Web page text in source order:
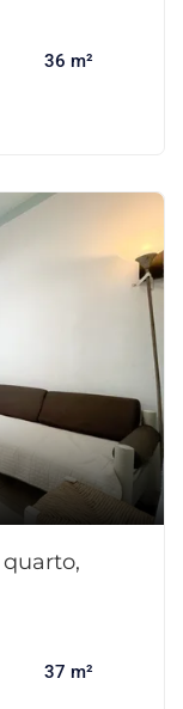
36 m²
37 m²